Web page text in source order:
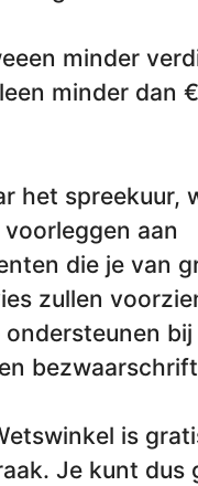
minder
minder dan
het spreekuur,
aan
die je van
zullen
is
Je kunt dus